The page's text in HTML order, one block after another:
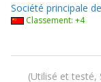
Société principale
Classement: +4
Utilisé et testé,